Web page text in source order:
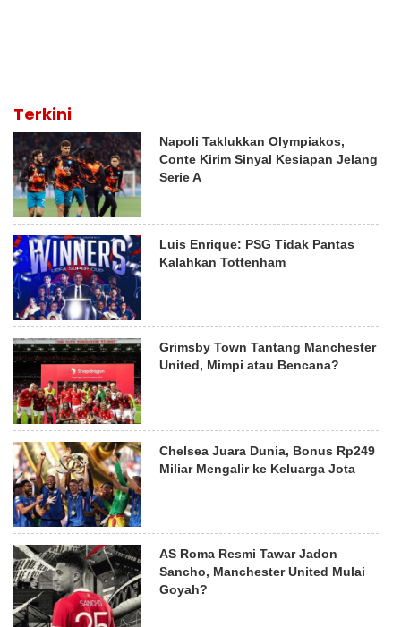
Terkini
Napoli Taklukkan Olympiakos,
Conte Kirim Sinyal Kesiapan Jelang
Serie A
Luis Enrique: PSG Tidak Pantas
Kalahkan Tottenham
Grimsby Town Tantang Manchester
United, Mimpi atau Bencana?
Chelsea Juara Dunia, Bonus Rp249
Miliar Mengalir ke Keluarga Jota
AS Roma Resmi Tawar Jadon
Sancho, Manchester United Mulai
Goyah?